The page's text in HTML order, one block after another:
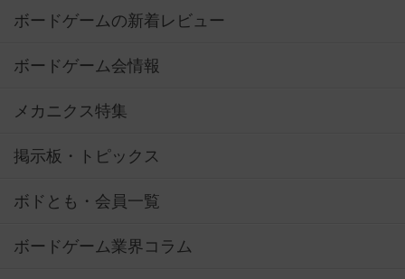
ボードゲームの新着レビュー
ボードゲーム会情報
メカニクス特集
掲示板・トピックス
ボドとも・会員一覧
ボードゲーム業界コラム